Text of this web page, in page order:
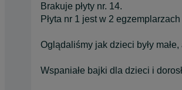
Brakuje płyty nr. 14.
Płyta nr 1 jest w 2 egzemplarzach
Oglądaliśmy jak dzieci były małe,
Wspaniałe bajki dla dzieci i